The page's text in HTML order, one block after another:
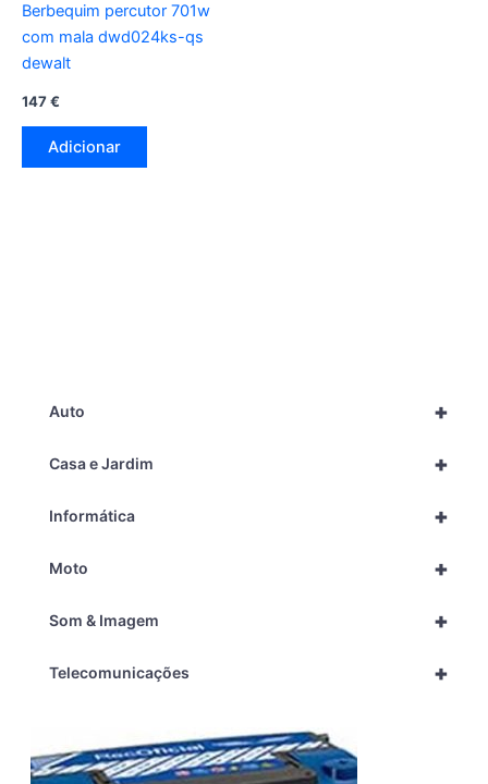
+
Auto
+
Casa e Jardim
+
Informática
+
Moto
+
Som & Imagem
+
Telecomunicações
Berbequim percutor 701w
com mala dwd024ks-qs
dewalt
147€
Adicionar